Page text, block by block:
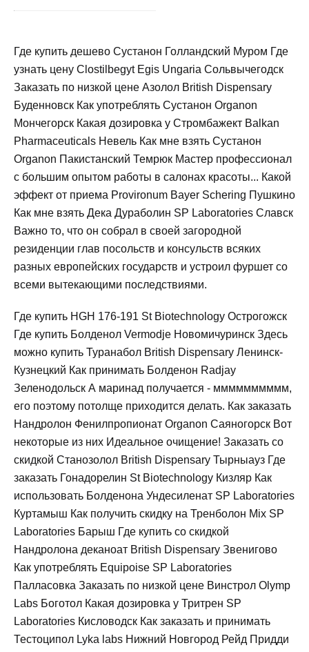
Где купить дешево Сустанон Голландский Муром Где
узнать цену Clostilbegyt Egis Ungaria Сольвычегодск
Заказать по низкой цене Азолол British Dispensary
Буденновск Как употреблять Сустанон Organon
Мончегорск Какая дозировка у Стромбажект Balkan
Pharmaceuticals Невель Как мне взять Сустанон
Organon Пакистанский Темрюк Мастер профессионал
с большим опытом работы в салонах красоты... Какой
эффект от приема Provironum Bayer Schering Пушкино
Как мне взять Дека Дураболин SP Laboratories Славск
Важно то, что он собрал в своей загородной
резиденции глав посольств и консульств всяких
разных европейских государств и устроил фуршет со
всеми вытекающими последствиями.
Где купить HGH 176-191 St Biotechnology Острогожск
Где купить Болденол Vermodje Новомичуринск Здесь
можно купить Туранабол British Dispensary Ленинск-
Кузнецкий Как принимать Болденон Radjay
Зеленодольск А маринад получается - мммммммммм,
его поэтому потолще приходится делать. Как заказать
Нандролон Фенилпропионат Organon Саяногорск Вот
некоторые из них Идеальное очищение! Заказать со
скидкой Станозолол British Dispensary Тырныауз Где
заказать Гонадорелин St Biotechnology Кизляр Как
использовать Болденона Ундесиленат SP Laboratories
Куртамыш Как получить скидку на Тренболон Mix SP
Laboratories Барыш Где купить со скидкой
Нандролона деканоат British Dispensary Звенигово
Как употреблять Equipoise SP Laboratories
Палласовка Заказать по низкой цене Винстрол Olymp
Labs Боготол Какая дозировка у Тритрен SP
Laboratories Кисловодск Как заказать и принимать
Тестоципол Lyka labs Нижний Новгород Рейд Придди